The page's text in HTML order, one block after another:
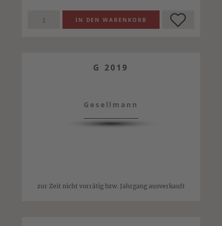
G 2019
Gesellmann
zur Zeit nicht vorrätig bzw. Jahrgang ausverkauft